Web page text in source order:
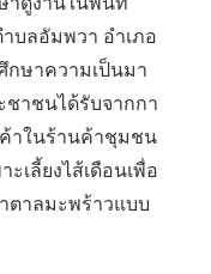
บลอัมพวา อำเภอ
กษาความเป็นมา
าชนได้รับจากกา
าในร้านค้าชุมชน
เลี้ยงไส้เดือนเพื่อ
ตาลมะพร้าวแบบ